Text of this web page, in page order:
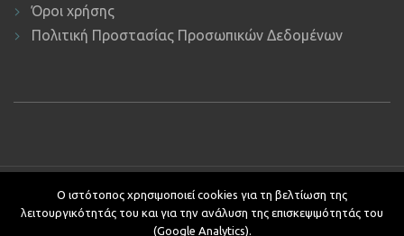
Όροι χρήσης
Πολιτική Προστασίας Προσωπικών Δεδομένων
Copyright © 2019 ΕΚΔΔΑ.Υποστήριξη ιστοτόπου: Τμήμα
Εφαρμογών Πληροφορικής.
Κείμενα - Επιμέλεια: Αυτοτελές Τμήμα Επικοινωνίας, Διεθνών και
Ο ιστότοπος χρησιμοποιεί cookies για τη βελτίωση της
λειτουργικότητάς του και για την ανάλυση της επισκεψιμότητάς του
(Google Analytics).